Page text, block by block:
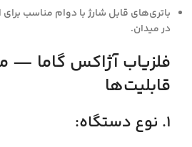
باتری‌های قابل شارژ با دوام مناسب
در میدان.
فلزیاب آژاکس گاما
قابلیت‌ها
1. نوع دستگاه: